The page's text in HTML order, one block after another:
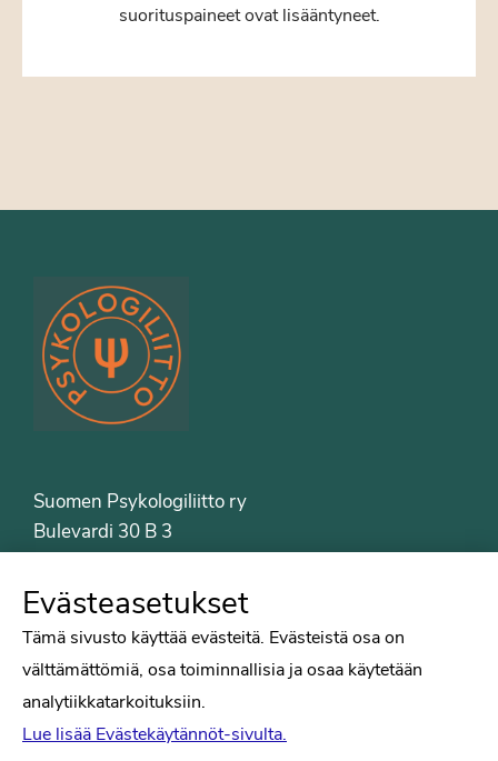
suorituspaineet ovat lisääntyneet.
Suomen Psykologiliitto ry
Bulevardi 30 B 3
Puh. 09-6122 9122
Psykologiliiton sivut
Tiede
Puheenvuorot
Evästeasetukset
Tämä sivusto käyttää evästeitä. Evästeistä osa on
välttämättömiä, osa toiminnallisia ja osaa käytetään
analytiikkatarkoituksiin.
Lue lisää Evästekäytännöt-sivulta.